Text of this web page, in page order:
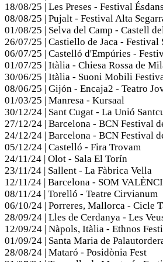
18/08/25 | Les Preses - Festival
08/08/25 | Pujalt - Festival Alta
01/08/25 | Selva del Camp - Castell
26/07/25 | Castiello de Jaca - Festival
06/07/25 | Castelló d'Empúries -
01/07/25 | Itàlia - Chiesa Rossa de
30/06/25 | Itàlia - Suoni Mobili
08/06/25 | Gijón - Encaja2 - Teatro
01/03/25 | Manresa - Kursaal
30/12/24 | Sant Cugat - La Unió
27/12/24 | Barcelona - BCN Festival
24/12/24 | Barcelona - BCN Festival
05/12/24 | Castelló - Fira Trovam
24/11/24 | Olot - Sala El Torín
23/11/24 | Sallent - La Fàbrica Vella
12/11/24 | Barcelona - SOM
08/11/24 | Torelló - Teatre Cirvianum
06/10/24 | Porreres, Mallorca - Cicle
28/09/24 | Lles de Cerdanya - Les
12/09/24 | Nàpols, Itàlia - Ethnos
01/09/24 | Santa Maria de
28/08/24 | Mataró - Posidònia Fest